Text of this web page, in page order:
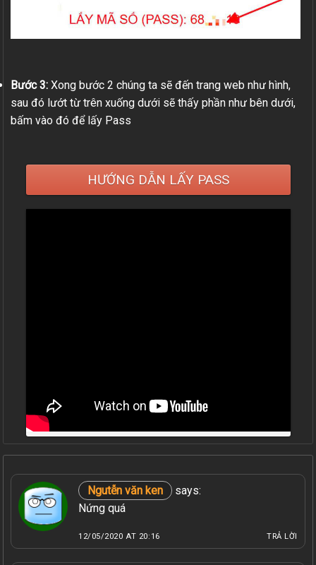
Bước 3: Xong bước 2 chúng ta sẽ đến trang web như hình,
sau đó lướt từ trên xuống dưới sẽ thấy phần như bên dưới,
bấm vào đó để lấy Pass
HƯỚNG DẪN LẤY PASS
Ngutễn văn ken
says:
Nứng quá
12/05/2020 AT 20:16 TRẢ LỜI